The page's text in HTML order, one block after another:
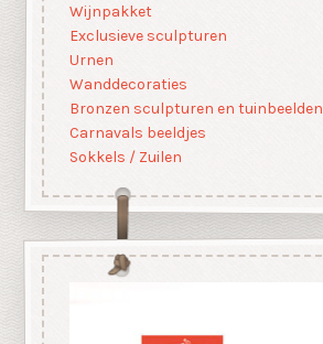
Wijnpakket
Exclusieve sculpturen
Urnen
Wanddecoraties
Bronzen sculpturen en tuinbeelden
Carnavals beeldjes
Sokkels / Zuilen